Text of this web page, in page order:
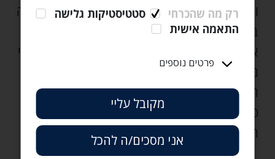
רק מה שהכרחי
סטטיסטיקות גלישה
התאמה אישית
פרטים נוספים
מקובל עליי
אני מסכים/ה להכל
והוקמה במטרה להפעיל טיסות מנמל התעופה
אייר חיפה קיבלה את רישיון ההפעלה המבצעי
מרשות התעופה האזרחית של ישראל בזכות
השלמת כל ההליכים הנדרשים להפעלת
טיסות מסחריות‚ ובכך הפכה לחברת התעופה
הראשונה בישראל מזה למעלה מ - 30 שנה.